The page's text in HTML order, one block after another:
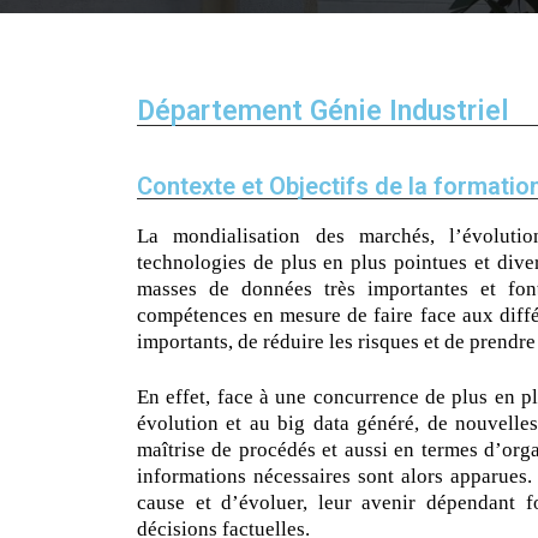
Direction
Direction
Sous-
Centre
Département Génie Industriel
Contexte et Objectifs de la
La mondialisation des marchés,
technologies de plus en plus pointues et
masses de données très importantes et
compétences en mesure de faire face aux
importants, de réduire les risques et de
En effet, face à une concurrence de plus en
évolution et au big data généré, de
maîtrise de procédés et aussi en termes
informations nécessaires sont alors
cause et d’évoluer, leur avenir
décisions factuelles.